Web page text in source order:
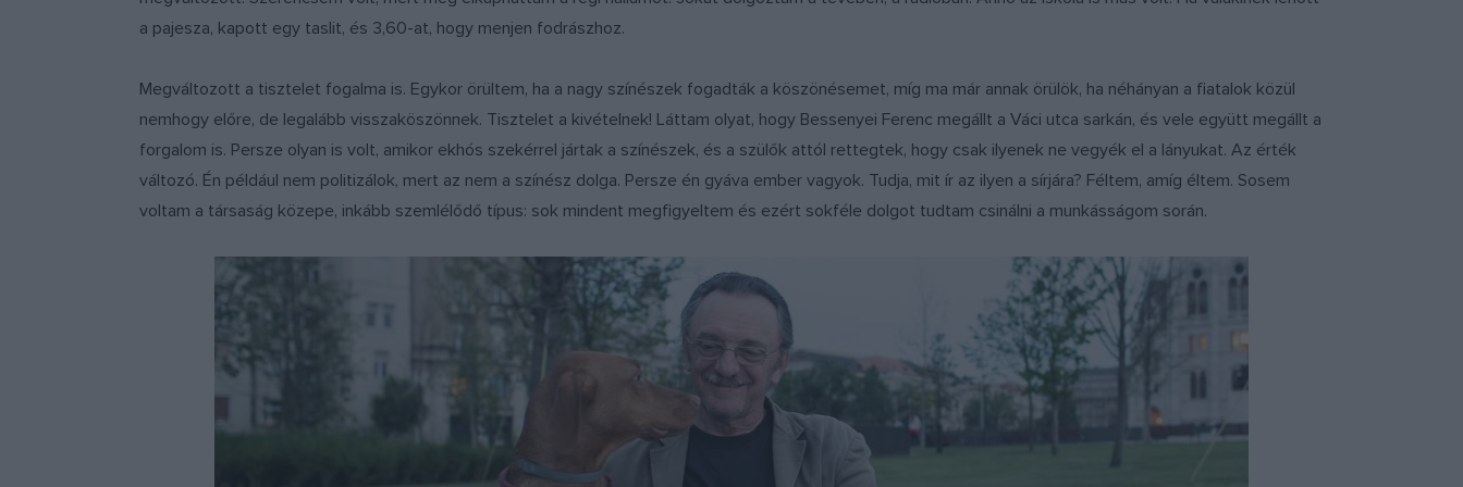
a pajesza, kapott egy taslit, és 3,60-at, hogy menjen fodrászhoz.
Megváltozott a tisztelet fogalma is. Egykor örültem, ha a nagy színészek fogadták a köszönésemet, míg ma már annak örülök, ha néhányan a fiatalok közül
nemhogy előre, de legalább visszaköszönnek. Tisztelet a kivételnek! Láttam olyat, hogy Bessenyei Ferenc megállt a Váci utca sarkán, és vele együtt megállt a
forgalom is. Persze olyan is volt, amikor ekhós szekérrel jártak a színészek, és a szülők attól rettegtek, hogy csak ilyenek ne vegyék el a lányukat. Az érték
változó. Én például nem politizálok, mert az nem a színész dolga. Persze én gyáva ember vagyok. Tudja, mit ír az ilyen a sírjára? Féltem, amíg éltem. Sosem
voltam a társaság közepe, inkább szemlélődő típus: sok mindent megfigyeltem és ezért sokféle dolgot tudtam csinálni a munkásságom során.